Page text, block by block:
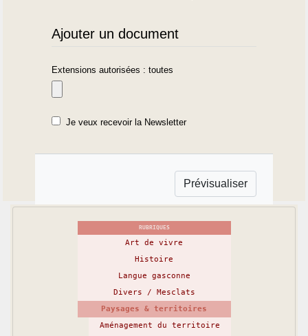
Ajouter un document
Extensions autorisées : toutes
Je veux recevoir la Newsletter
RUBRIQUES
Art de vivre
Histoire
Langue gasconne
Divers / Mesclats
Paysages & territoires
Aménagement du territoire